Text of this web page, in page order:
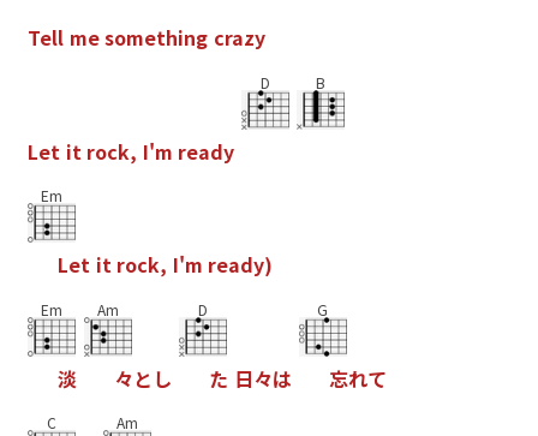
Tell mesomething crazy
Let it rock, I'm ready
D B
Em
Let it rock, I'm ready)
Em
淡
Am
々 と し
D
た 日々は
G
忘れて
C Am